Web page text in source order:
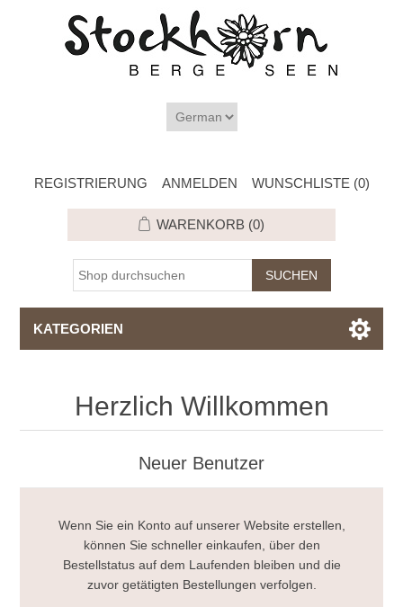
REGISTRIERUNG ANMELDEN WUNSCHLISTE (0)
WARENKORB (0)
KATEGORIEN
Herzlich Willkommen
Neuer Benutzer
Wenn Sie ein Konto auf unserer Website erstellen,
können Sie schneller einkaufen, über den
Bestellstatus auf dem Laufenden bleiben und die
zuvor getätigten Bestellungen verfolgen.